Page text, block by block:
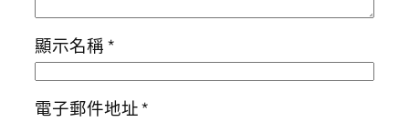
顯示名稱*
電子郵件地址*